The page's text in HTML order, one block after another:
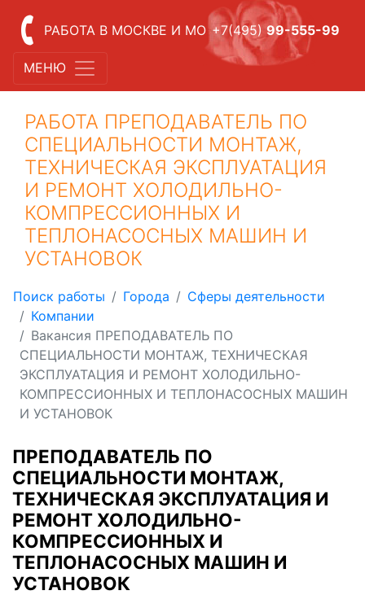
РАБОТА В МОСКВЕ И МО +7(495) 99-555-99
МЕНЮ
РАБОТА ПРЕПОДАВАТЕЛЬ ПО
СПЕЦИАЛЬНОСТИ МОНТАЖ,
ТЕХНИЧЕСКАЯ ЭКСПЛУАТАЦИЯ
И РЕМОНТ ХОЛОДИЛЬНО-
КОМПРЕССИОННЫХ И
ТЕПЛОНАСОСНЫХ МАШИН И
УСТАНОВОК
Поиск работы Города
Сферы деятельности
Компании
Вакансия ПРЕПОДАВАТЕЛЬ ПО
СПЕЦИАЛЬНОСТИ МОНТАЖ, ТЕХНИЧЕСКАЯ
ЭКСПЛУАТАЦИЯ И РЕМОНТ ХОЛОДИЛЬНО-
КОМПРЕССИОННЫХ И ТЕПЛОНАСОСНЫХ МАШИН
И УСТАНОВОК
ПРЕПОДАВАТЕЛЬ ПО
СПЕЦИАЛЬНОСТИ МОНТАЖ,
ТЕХНИЧЕСКАЯ ЭКСПЛУАТАЦИЯ И
РЕМОНТ ХОЛОДИЛЬНО-
КОМПРЕССИОННЫХ И
ТЕПЛОНАСОСНЫХ МАШИН И
УСТАНОВОК